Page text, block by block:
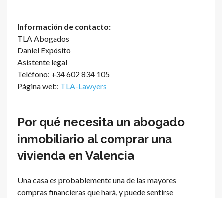
Información de contacto:
TLA Abogados
Daniel Expósito
Asistente legal
Teléfono: +34 602 834 105
Página web: TLA-Lawyers
Por qué necesita un abogado
inmobiliario al comprar una
vivienda en Valencia
Una casa es probablemente una de las mayores
compras financieras que hará, y puede sentirse